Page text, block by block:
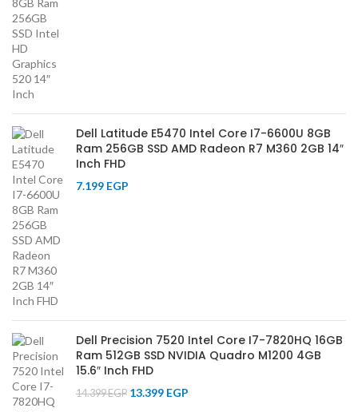
Dell Latitude E5470 Intel Core I7-6600U 8GB
Ram 256GB SSD AMD Radeon R7 M360 2GB 14″
Inch FHD
7.199 EGP
Dell Precision 7520 Intel Core I7-7820HQ 16GB
Ram 512GB SSD NVIDIA Quadro M1200 4GB
15.6″ Inch FHD
14.399EGP 13.399 EGP